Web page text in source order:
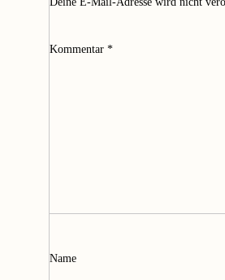
Kommentar *
Name